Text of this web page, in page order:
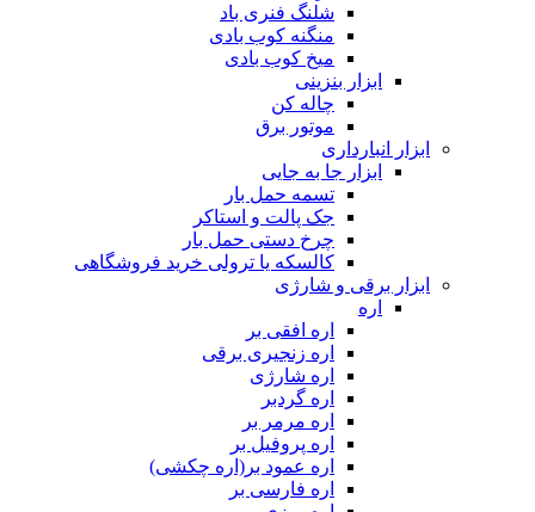
شلنگ فنری باد
منگنه کوب بادی
میخ کوب بادی
ابزار بنزینی
چاله کن
موتور برق
ابزار انبارداری
ابزار جا به جایی
تسمه حمل بار
جک پالت و استاکر
چرخ دستی حمل بار
کالسکه یا ترولی خرید فروشگاهی
ابزار برقی و شارژی
اره
اره افقی بر
اره زنجیری برقی
اره شارژی
اره گردبر
اره مرمر بر
اره پروفیل بر
اره عمود بر(اره چکشی)
اره فارسی بر